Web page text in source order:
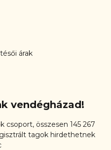
árak
vendégházad!
csoport, összesen 145 267
tagok hirdethetnek